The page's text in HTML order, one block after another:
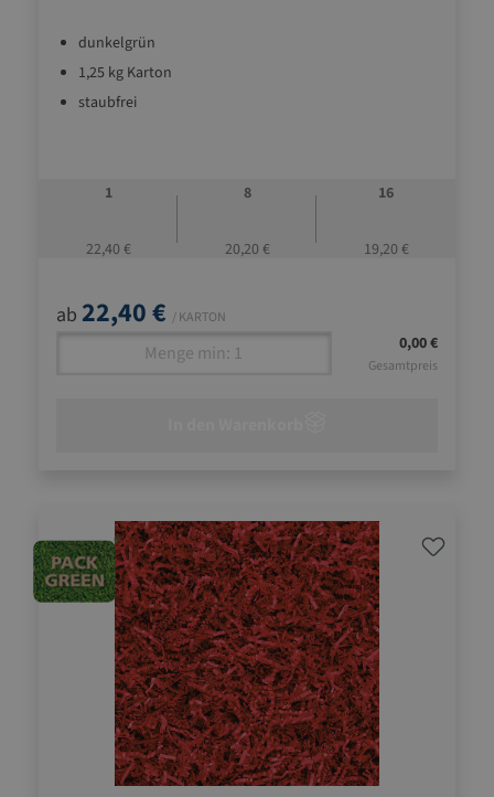
dunkelgrün
1,25 kg Karton
staubfrei
1
22,40 €
8
20,20 €
16
19,20 €
ab 22,40 € / KARTON
0,00 €
Gesamtpreis